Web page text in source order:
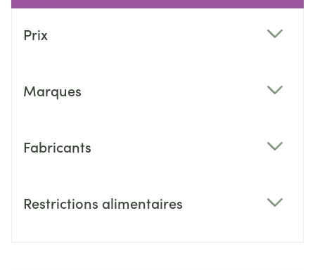
Prix
Marques
Fabricants
Restrictions alimentaires